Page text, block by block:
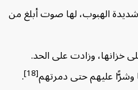
الهبوب، لها صوت أبلغ من
وزادت على الحد.
عليهم حتى دمرتهم[18]
.